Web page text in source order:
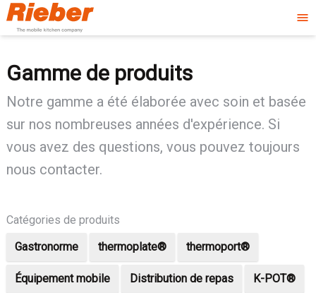
menu
Gamme de produits
Notre gamme a été élaborée avec soin et basée
sur nos nombreuses années d'expérience. Si
vous avez des questions, vous pouvez toujours
nous contacter.
Catégories de produits
Gastronorme
thermoplate® thermoport®
Équipement mobile Distribution de repas K-POT®